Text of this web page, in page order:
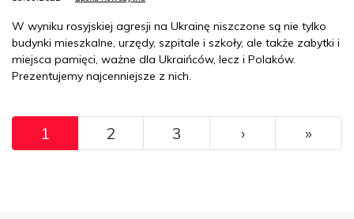
W wyniku rosyjskiej agresji na Ukrainę niszczone są nie tylko
budynki mieszkalne, urzędy, szpitale i szkoły, ale także zabytki i
miejsca pamięci, ważne dla Ukraińców, lecz i Polaków.
Prezentujemy najcenniejsze z nich.
Pagination
1 2 3 ››› »